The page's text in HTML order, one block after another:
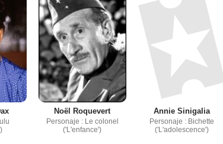
Noël Roquevert
Personaje : Le colonel
('L'enfance')
Annie Sinigalia
Personaje : Bichette
('L'adolescence')